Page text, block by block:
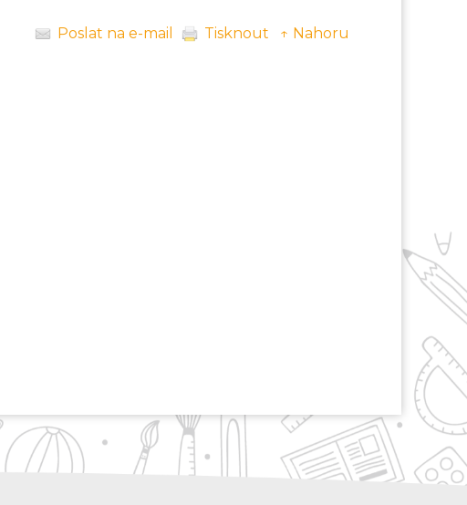
Poslat na e-mail Tisknout ↑ Nahoru